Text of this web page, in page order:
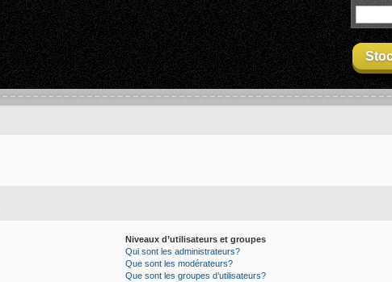
Niveaux d’utilisateurs et groupes
Qui sont les administrateurs?
Que sont les modérateurs?
Que sont les groupes d’utilisateurs?